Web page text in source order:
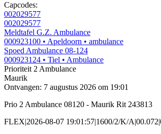
Capcodes:
002029577
002029577
Meldtafel G.Z. Ambulance
000923100 • Apeldoorn • ambulance
Spoed Ambulance 08-124
000923124 • Tiel • Ambulance
Prioriteit 2 Ambulance
Maurik
Ontvangen: 7 augustus 2026 om 19:01
Prio 2 Ambulance 08120 - Maurik Rit 243813
FLEX|2026-08-07 19:01:57|1600/2/K/